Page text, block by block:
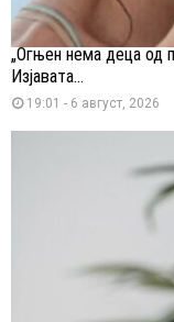
„Огњен нема деца од
Изјавата...
19:01 - 6 август, 2026